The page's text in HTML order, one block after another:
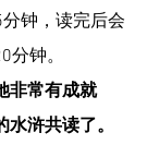
钟，读完后会
钟。
非常有成就
浒共读了。